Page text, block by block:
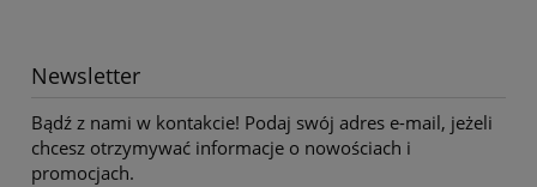
Newsletter
Bądź z nami w kontakcie! Podaj swój adres e-mail, jeżeli
chcesz otrzymywać informacje o nowościach i
promocjach.